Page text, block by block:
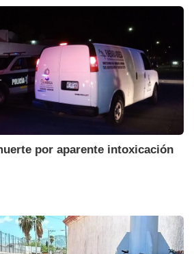
por aparente intoxicación